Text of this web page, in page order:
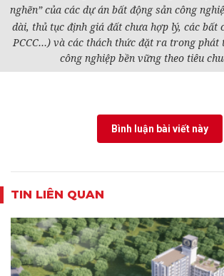
nghẽn” của các dự ánbất động sản công
dài, thủ tục định giá đất chưa hợp lý, các bất
PCCC…) và các thách thức đặt ra trong phát
công nghiệp bền vững theo tiêu
Bình luận bài viết này
TIN LIÊN QUAN